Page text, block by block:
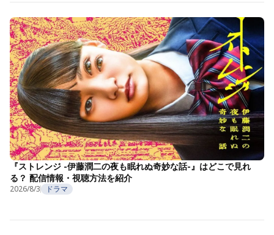
『ストレンジ -伊藤潤二の夜も眠れぬ奇妙な話-』はどこで見れ
る？ 配信情報・視聴方法を紹介
2026/8/3 ドラマ